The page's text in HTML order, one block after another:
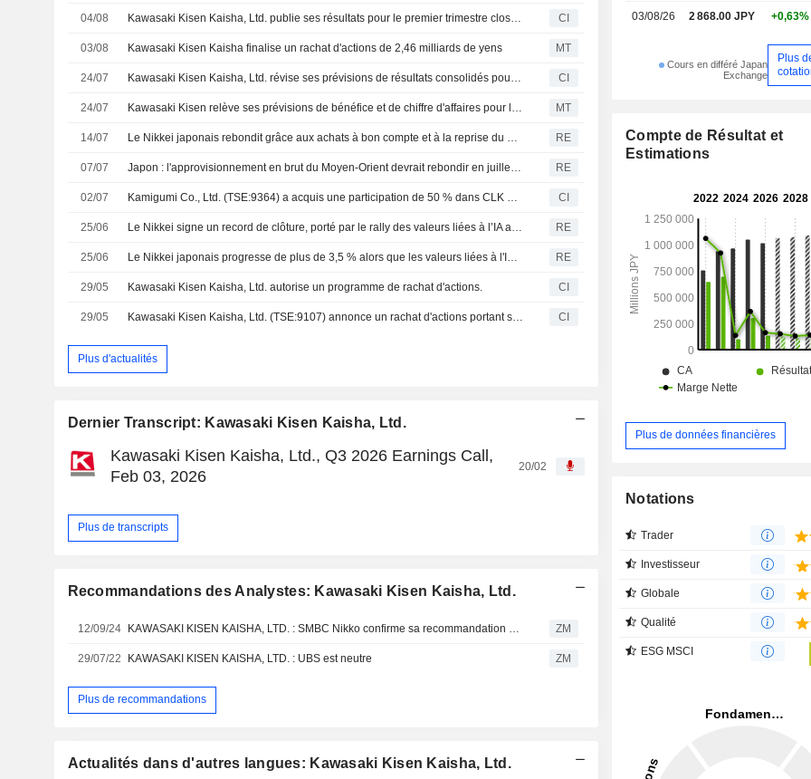
04/08 Kawasaki Kisen Kaisha, Ltd. publie ses résultats pour le premier trimestre clos le 30 juin 2026 CI
03/08 Kawasaki Kisen Kaisha finalise un rachat d'actions de 2,46 milliards de yens MT
24/07 Kawasaki Kisen Kaisha, Ltd. révise ses prévisions de résultats consolidés pour le premier semestre clos le 30 septembre 2026 et pour l'exercice clos le 31 mars 2027 CI
24/07 Kawasaki Kisen relève ses prévisions de bénéfice et de chiffre d'affaires pour le premier semestre et l'exercice 2027 MT
14/07 Le Nikkei japonais rebondit grâce aux achats à bon compte et à la reprise du Kospi RE
07/07 Japon : l'approvisionnement en brut du Moyen-Orient devrait rebondir en juillet avec la sortie des navires bloqués d'Ormuz RE
02/07 Kamigumi Co., Ltd. (TSE:9364) a acquis une participation de 50 % dans CLK Cold Storage Company Limited auprès de Kawasaki Kisen Kaisha, Ltd. (TSE:9107). CI
25/06 Le Nikkei signe un record de clôture, porté par le rally des valeurs liées à l’IA après les prévisions de Micron RE
25/06 Le Nikkei japonais progresse de plus de 3,5 % alors que les valeurs liées à l'IA s'envolent après les prévisions de Micron RE
29/05 Kawasaki Kisen Kaisha, Ltd. autorise un programme de rachat d'actions. CI
29/05 Kawasaki Kisen Kaisha, Ltd. (TSE:9107) annonce un rachat d'actions portant sur 44 429 000 titres, soit 6,96% du capital, pour un montant de 130 000 millions de yens. CI
Plus d'actualités
Dernier Transcript: Kawasaki Kisen Kaisha, Ltd.
Kawasaki Kisen Kaisha, Ltd., Q3 2026 Earnings Call,
Feb 03, 2026
20/02
Plus de transcripts
Recommandations des Analystes: Kawasaki Kisen Kaisha, Ltd.
12/09/24 ZM
29/07/22 KAWASAKI KISEN KAISHA, LTD. : UBS est neutre ZM
Plus de recommandations
Actualités dans d'autres langues: Kawasaki Kisen Kaisha, Ltd.
03/08/26 2 868.00 JPY +0,63%
Cours en différé Japan
Exchange
Plus
Compte de Résultat et
Estimations
Plus de données financières
Notations
Trader
Investisseur
Globale
Qualité
ESG MSCI